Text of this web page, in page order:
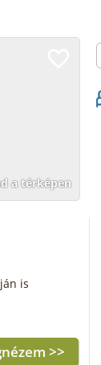
a térképen
is
>>